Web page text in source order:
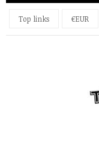
Top links €EUR